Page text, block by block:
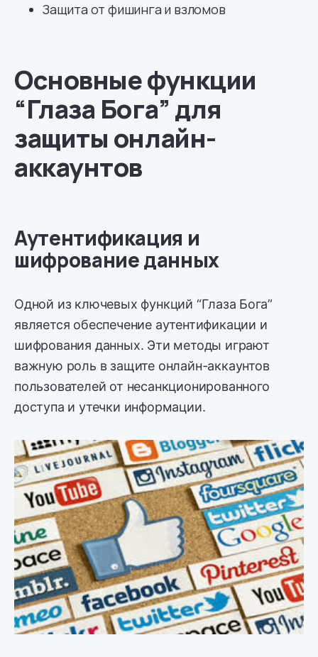
Защита от фишинга и взломов
Основные функции
“Глаза Бога” для
защиты онлайн-
аккаунтов
Аутентификация и
шифрование данных
Одной из ключевых функций “Глаза Бога”
является обеспечение аутентификации и
шифрования данных. Эти методы играют
важную роль в защите онлайн-аккаунтов
пользователей от несанкционированного
доступа и утечки информации.